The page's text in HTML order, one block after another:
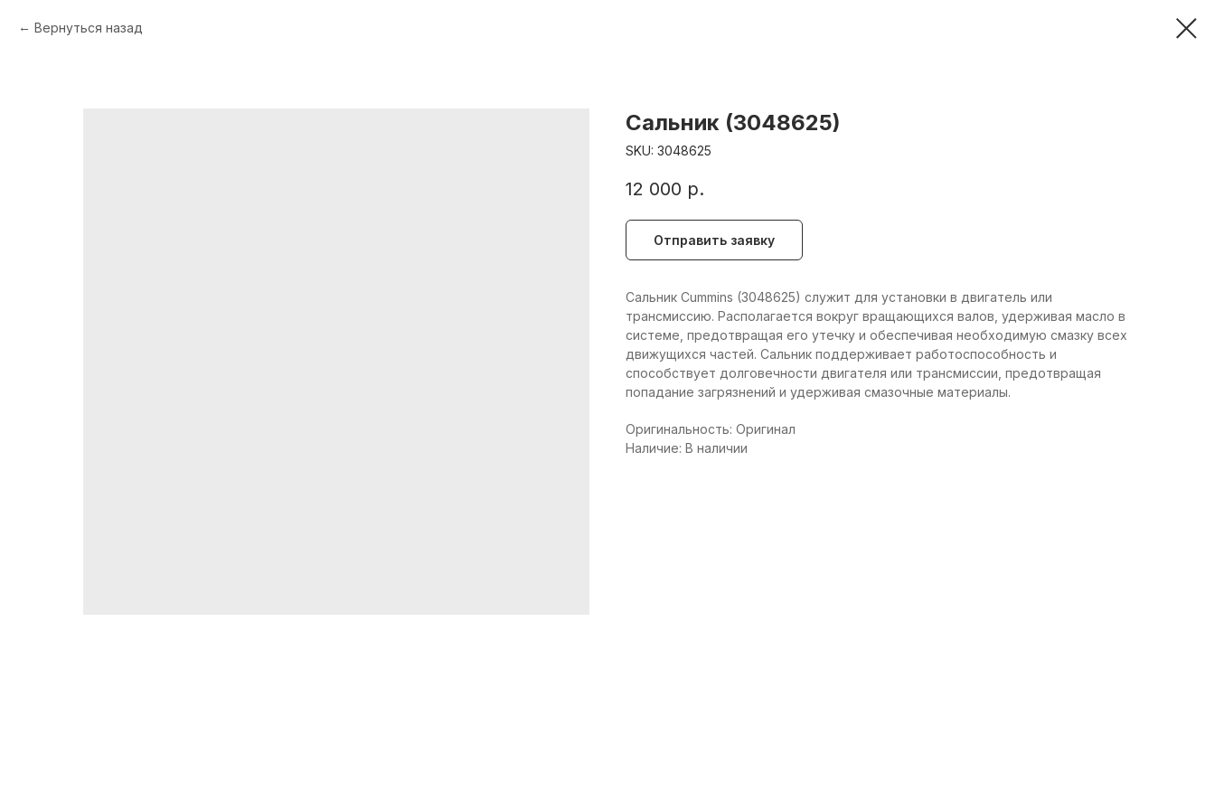
Вернуться назад
Сальник (3048625)
SKU: 3048625
12 000 р.
Отправить заявку
Сальник Cummins (3048625) служит для установки в двигатель или
трансмиссию. Располагается вокруг вращающихся валов, удерживая масло в
системе, предотвращая его утечку и обеспечивая необходимую смазку всех
движущихся частей. Сальник поддерживает работоспособность и
способствует долговечности двигателя или трансмиссии, предотвращая
попадание загрязнений и удерживая смазочные материалы.
Оригинальность: Оригинал
Наличие: В наличии